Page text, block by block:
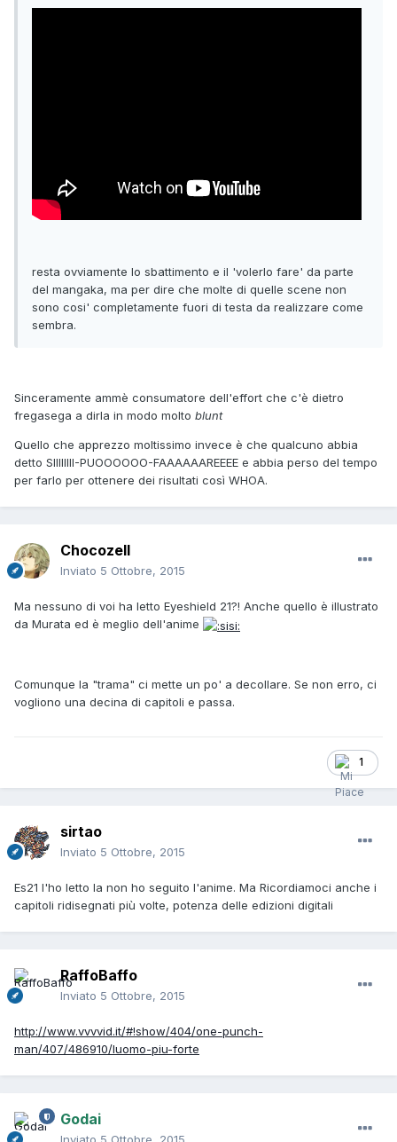
resta ovviamente lo sbattimento e il 'volerlo fare' da parte
del mangaka, ma per dire che molte di quelle scene non
sono cosi' completamente fuori di testa da realizzare come
sembra.
Sinceramente ammè consumatore dell'effort che c'è dietro
fregasega a dirla in modo molto blunt
Quello che apprezzo moltissimo invece è che qualcuno abbia
detto SIIIIIIII-PUOOOOOO-FAAAAAAREEEE e abbia perso del tempo
per farlo per ottenere dei risultati così WHOA.
Chocozell
Inviato 5 Ottobre, 2015
Ma nessuno di voi ha letto Eyeshield 21?! Anche quello è illustrato
da Murata ed è meglio dell'anime
Comunque la "trama" ci mette un po' a decollare. Se non erro, ci
vogliono una decina di capitoli e passa.
1
sirtao
Inviato 5 Ottobre, 2015
Es21 l'ho letto la non ho seguito l'anime. Ma Ricordiamoci anche i
capitoli ridisegnati più volte, potenza delle edizioni digitali
RaffoBaffo
Inviato 5 Ottobre, 2015
http://www.vvvvid.it/#!show/404/one-punch-
man/407/486910/luomo-piu-forte
Godai